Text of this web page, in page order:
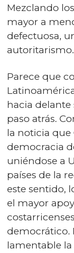
Mezclando
mayor a
defectuosa,
autoritarismo.
Parece que
hacia
paso atrás.
la noticia que
democracia
uniéndose a
países de la
este sentido,
el mayor
democrático.
lamentable